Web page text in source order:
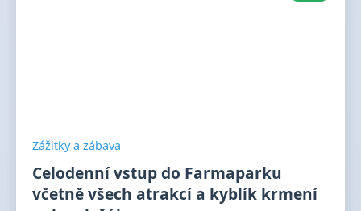
Zážitky a zábava
Celodenní vstup do Farmaparku
včetně všech atrakcí a kyblík krmení